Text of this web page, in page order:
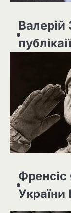
Валерій
публікаії